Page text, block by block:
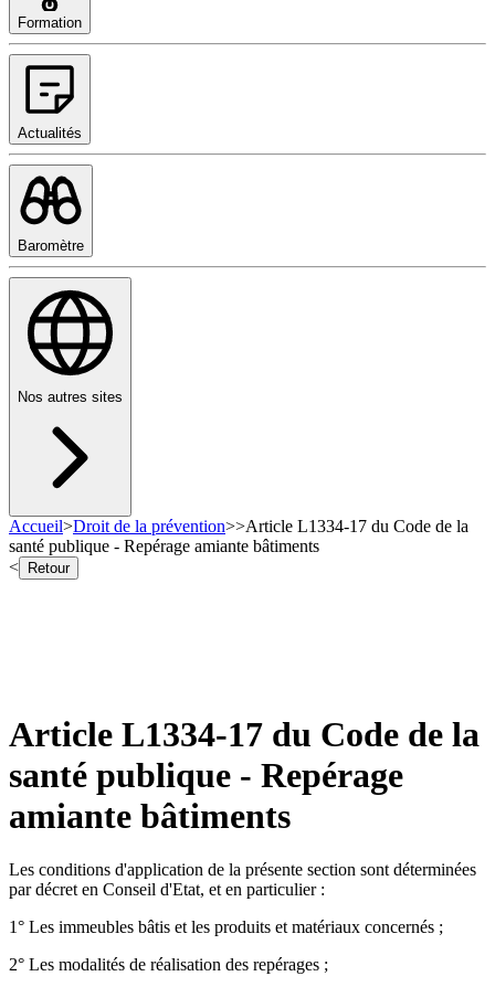
Formation
Actualités
Baromètre
Nos autres sites
Accueil>Droit de la prévention>>Article L1334-17 du Code de la
santé publique - Repérage amiante bâtiments
<
Retour
Article L1334-17 du Code de la
santé publique - Repérage
amiante bâtiments
Les conditions d'application de la présente section sont déterminées
par décret en Conseil d'Etat, et en particulier :
1° Les immeubles bâtis et les produits et matériaux concernés ;
2° Les modalités de réalisation des repérages ;